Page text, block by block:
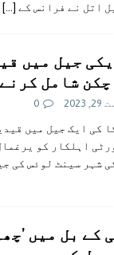
اتل نے فرانس کے […]
جیل میں
چکن شامل
0
کی ایک جیل میں
اہلکار کو
شہر سینٹ لوئس کی جیل
کے بل میں